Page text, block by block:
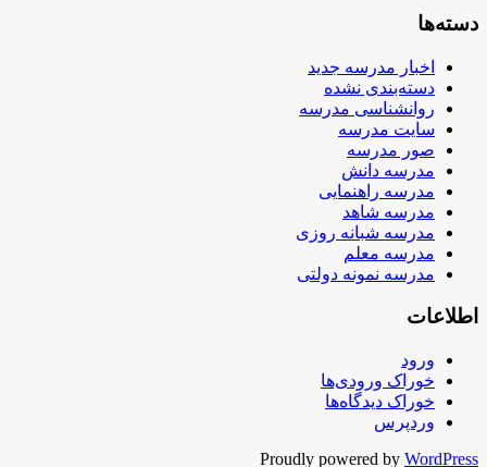
دسته‌ها
اخبار مدرسه جدید
دسته‌بندی نشده
روانشناسی مدرسه
سایت مدرسه
صور مدرسه
مدرسه دانش
مدرسه راهنمایی
مدرسه شاهد
مدرسه شبانه روزی
مدرسه معلم
مدرسه نمونه دولتی
اطلاعات
ورود
خوراک ورودی‌ها
خوراک دیدگاه‌ها
وردپرس
Proudly powered by WordPress